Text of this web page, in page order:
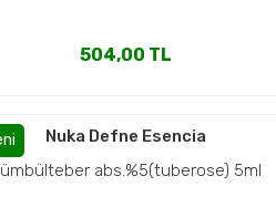
504,00 TL
Nuka Defne Esencia
abs.%5(tuberose) 5ml